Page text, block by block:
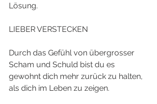
Lösung.
LIEBER VERSTECKEN
Durch das Gefühl von übergrosser
Scham und Schuld bist du es
gewohnt dich mehr zurück zu halten,
als dich im Leben zu zeigen.